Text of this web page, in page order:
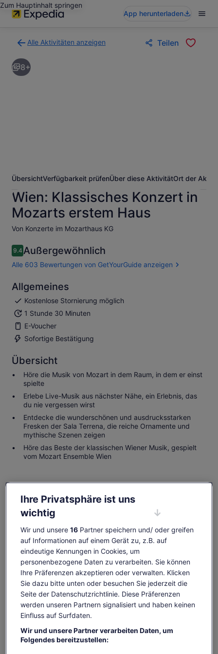
Zum Hauptinhalt springen
App herunterladen
Alle Aktivitäten anzeigen
zur
Ergebnisseite
für
Teilen
8+
ÜbersichtVerfügbarkeit prüfenÜber diese AktivitätOrt der
Wien: Klassisches Konzert in
Mozarts erstem Haus
Von Konzerte im Mozarthaus KG
9.49.4 von 10
Außergewöhnlich
Alle 603 Bewertungen von GetYourGuide anzeigen
Allgemeines
Kostenlose Stornierung möglich
1 Stunde 30 Minuten
E-Voucher
Sofortige Bestätigung
Übersicht
Höre die Musik von Mozart in dem Raum, in dem er einst
spielte
Erlebe Live-Musik aus nächster Nähe, ein Erlebnis, das
du nie vergessen wirst
Entdecke die wunderschönen und ausdrucksstarken
Fresken der Sala Terrena, die reiche Ornamente und
mythische Szenen zeigen
Höre das Beste der klassischen Wiener Musik, gespielt
vom Mozart Ensemble Wien
Verfügbarkeit prüfen
Daten ändern
Daten
ändern
Fr., 7. Aug.
59 €
Sa., 8. Aug.
59 €
So., 9. Aug.
59 €
Mo., 10. Aug.
Der
Preis
beträgt
59 €
pro
Erw.
59 €
inkl. Steuern & Gebühren
Tickets anzeigen
Einige Inhalte dieser Seite wurden möglicherweise
maschinell übersetzt
Originaltext anzeigen (Englisch)
Feedback zu dieser Übersetzung gebenWird
in
Tab
Das ist im Preis enthalten
Ihre Privatsphäre ist uns
wichtig
Wir und unsere 16Partner speichern und/ oder greifen
auf Informationen auf einem Gerät zu, z.B. auf
eindeutige Kennungen in Cookies, um
personenbezogene Daten zu verarbeiten. Sie können
Ihre Präferenzen akzeptieren oder verwalten. Klicken
Sie dazu bitte unten oder besuchen Sie jederzeit die
Seite der Datenschutzrichtlinie. Diese Präferenzen
werden unseren Partnern signalisiert und haben keinen
Einfluss auf Surfdaten.
Wir und unsere Partner verarbeiten Daten, um
Folgendes bereitzustellen: